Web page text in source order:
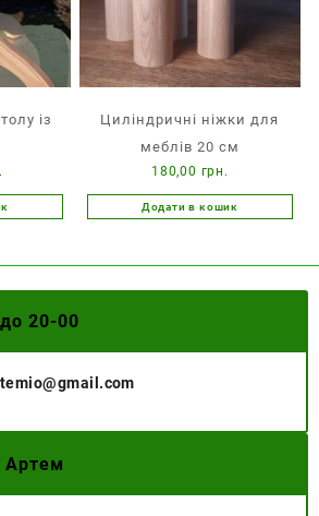
із
Циліндричні ніжки для
меблів 20 см
180,00 грн.
Додати в кошик
20-00
Артем